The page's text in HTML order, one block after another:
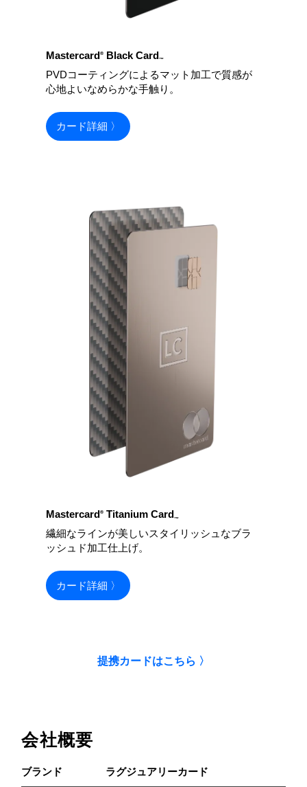
Mastercard ®Black Card ™
PVDコーティングによるマット加工で質感が
心地よいなめらかな手触り。
カード詳細 〉
Mastercard ®Titanium Card ™
繊細なラインが美しいスタイリッシュなブラ
ッシュド加工仕上げ。
カード詳細 〉
提携カードはこちら 〉
会社概要
ブランド ラグジュアリーカード